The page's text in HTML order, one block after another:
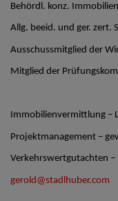
Behördl. konz.
Allg. beeid. und ger. zert.
Ausschussmitglied der
Mitglied der
Immobilienvermittlung –
Projektmanagement –
Verkehrswertgutachten –
gerold@stadlhuber.com